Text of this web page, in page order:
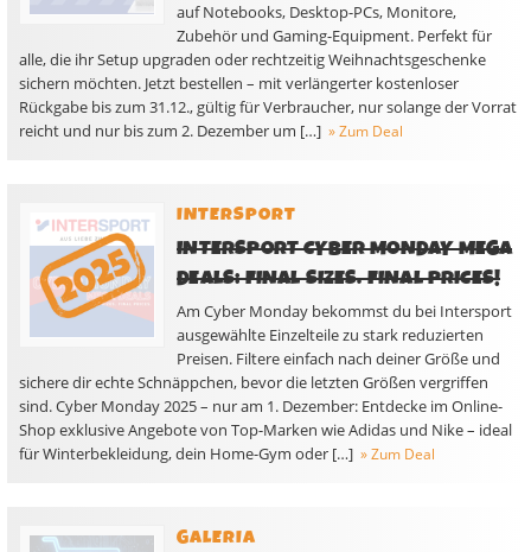
auf Notebooks, Desktop-PCs, Monitore,
Zubehör und Gaming-Equipment. Perfekt für
alle, die ihr Setup upgraden oder rechtzeitig Weihnachtsgeschenke
sichern möchten. Jetzt bestellen – mit verlängerter kostenloser
Rückgabe bis zum 31.12., gültig für Verbraucher, nur solange der Vorrat
reicht und nur bis zum 2. Dezember um […] » Zum Deal
INTERSPORT
INTERSPORT CYBER MONDAY MEGA
DEALS: FINAL SIZES. FINAL PRICES!
Am Cyber Monday bekommst du bei Intersport
ausgewählte Einzelteile zu stark reduzierten
Preisen. Filtere einfach nach deiner Größe und
sichere dir echte Schnäppchen, bevor die letzten Größen vergriffen
sind. Cyber Monday 2025 – nur am 1. Dezember: Entdecke im Online-
Shop exklusive Angebote von Top-Marken wie Adidas und Nike – ideal
für Winterbekleidung, dein Home-Gym oder […] » Zum Deal
GALERIA